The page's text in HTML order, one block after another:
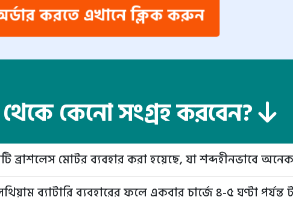
করতে এখানে ক্লিক করুন
কেনো সংগ্রহ করবেন?
মোটর ব্যবহার করা হয়েছে, যা শব্দহীনভাবে
ব্যাটারি ব্যবহারের ফলে একবার চার্জে ৪-৫ ঘণ্টা